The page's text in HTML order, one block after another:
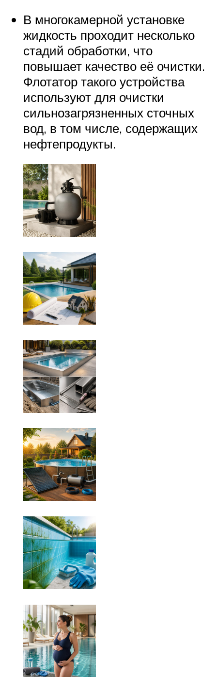
В многокамерной установке
жидкость проходит несколько
стадий обработки, что
повышает качество её очистки.
Флотатор такого устройства
используют для очистки
сильнозагрязненных сточных
вод, в том числе, содержащих
нефтепродукты.